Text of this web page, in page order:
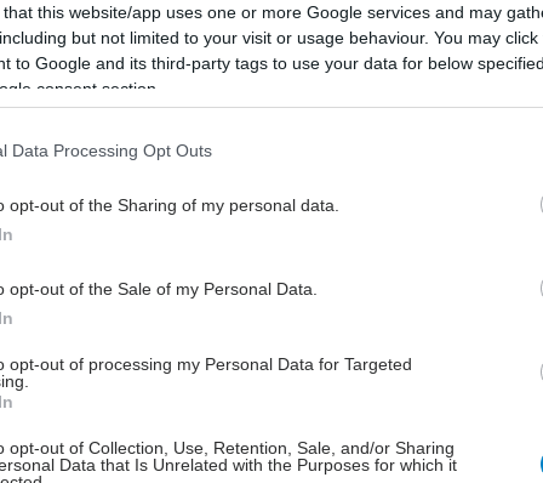
that this website/app uses one or more Google services and may
but not limited to your visit or usage behaviour. You may
to Google and its third-party tags to use your data for below
consent section.
Data Processing Opt Outs
opt-out of the Sharing of my personal data.
opt-out of the Sale of my Personal Data.
opt-out of processing my Personal Data for Targeted
opt-out of Collection, Use, Retention, Sale, and/or Sharing
Data that Is Unrelated with the Purposes for which it
σε άρρωστες ή νεκρές γάτες με επιβεβαιωμένη
συνιστάται να παρακολουθούν εάν
συμπτώματα για 10 - 14 μέρες μετά την τελευταία
απομονωθούν εάν αυτό συμβεί και να το δηλώσουν
το iatronet.gr στο Discover
σήμερα
και πάρκα στη γειτονιά μειώνουν τον κίνδυνο
2 [μελέτη]